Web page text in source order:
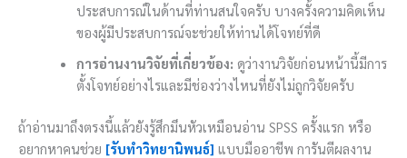
ประสบการณ์ในด้านที่ท่านสนใจครับ บางครั้งความคิดเห็น
ของผู้มีประสบการณ์จะช่วยให้ท่านได้โจทย์ที่ดี
การอ่านงานวิจัยที่เกี่ยวข้อง: ดูว่างานวิจัยก่อนหน้านี้มีการ
ตั้งโจทย์อย่างไรและมีช่องว่างไหนที่ยังไม่ถูกวิจัยครับ
ถ้าอ่านมาถึงตรงนี้แล้วยังรู้สึกมึนหัวเหมือนอ่าน SPSS ครั้งแรก หรือ
อยากหาคนช่วย [รับทำวิทยานิพนธ์] แบบมืออาชีพ การันตีผลงาน